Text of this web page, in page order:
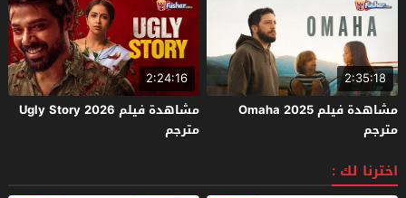
2:35:18
مشاهدة فيلم Omaha 2025
مترجم
2:24:16
مشاهدة فيلم Ugly Story 2026
مترجم
اخترنا لك :